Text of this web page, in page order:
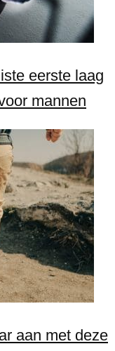
eerste laag
mannen
aan met deze